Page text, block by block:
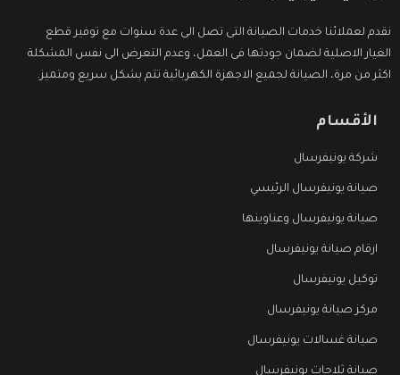
نقدم لعملائنا خدمات الصيانة التى تصل الى عدة سنوات مع توفير قطع
الغيار الاصلية لضمان جودتها فى العمل، وعدم التعرض الى نفس المشكلة
اكثر من مرة، الصيانة لجميع الاجهزة الكهربائية تتم بشكل سريع ومتميز.
الأقسام
شركة يونيفرسال
صيانة يونيفرسال الرئيسي
صيانة يونيفرسال وعناوينها
ارقام صيانة يونيفرسال
توكيل يونيفرسال
مركز صيانة يونيفرسال
صيانة غسالات يونيفرسال
صيانة ثلاجات يونيفرسال